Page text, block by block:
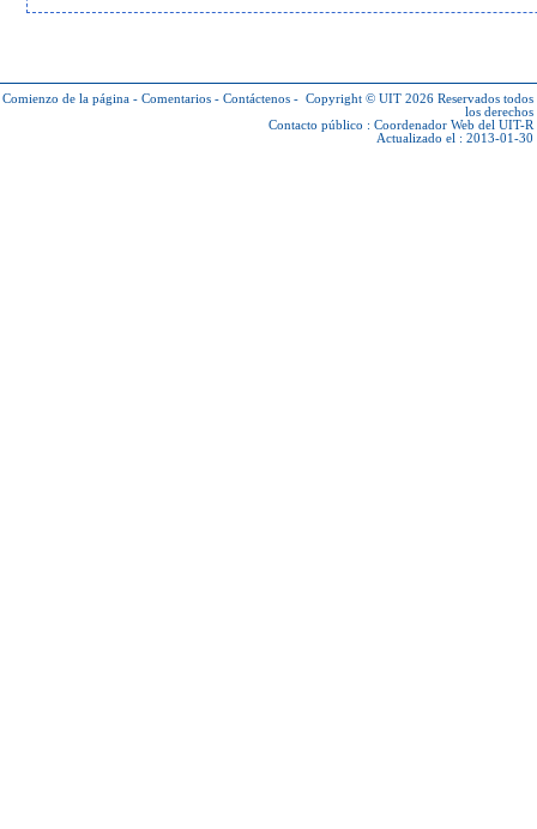
Comienzo de la página - Comentarios - Contáctenos - Copyright © UIT 2026 Reservados todos
los derechos
Contacto público : Coordenador Web del UIT-R
Actualizado el : 2013-01-30